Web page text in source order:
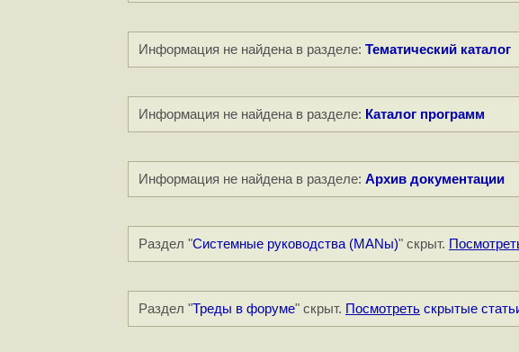
Информация не найдена в разделе: Тематический каталог
Информация не найдена в разделе: Каталог программ
Информация не найдена в разделе: Архив документации
Раздел "Системные руководства (MANы)" скрыт.
Раздел "Треды в форуме" скрыт. Посмотреть скрытые